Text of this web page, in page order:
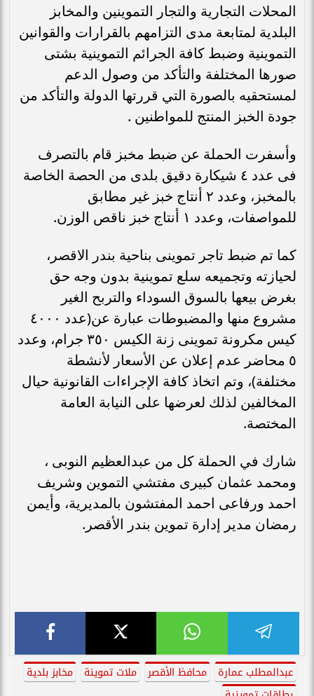
المحلات التجارية والتجار التموينين والمخابز
البلدية لمتابعة مدى التزامهم بالقرارات والقوانين
التموينية وضبط كافة الجرائم التموينية بشتى
صورها المختلفة والتأكد من وصول الدعم
لمستحقيه بالصورة التي قررتها الدولة والتأكد من
جودة الخبز المنتج للمواطنين .
وأسفرت الحملة عن ضبط مخبز قام بالتصرف
فى عدد ٤ شيكارة دقيق بلدى من الحصة الخاصة
بالمخبز، وعدد ٢ أنتاج خبز غير مطابق
للمواصفات، وعدد ١ أنتاج خبز ناقص الوزن.
كما تم ضبط تاجر تموينى بناحية بندر الاقصر،
لحيازته وتجميعه سلع تموينية بدون وجه حق
بغرض بيعها بالسوق السوداء والتربح الغير
مشروع منها والمضبوطات عبارة عن(عدد ٤٠٠٠
كيس مكرونة تموينى زنة الكيس ٣٥٠ جرام، وعدد
٥ محاضر عدم إعلان عن الأسعار لأنشطة
مختلفة)، وتم اتخاذ كافة الإجراءات القانونية حيال
المخالفين لذلك لعرضها على النيابة العامة
المختصة.
شارك في الحملة كل من عبدالعظيم النوبى ،
ومحمد عثمان كبيرى مفتشي التموين وشريف
احمد ورفاعى احمد المفتشون بالمديرية، وأيمن
رمضان مدير إدارة تموين بندر الأقصر.
عبدالمطلب عمارة محافظ الأقصر ملات تموينة
مخابز بلدية